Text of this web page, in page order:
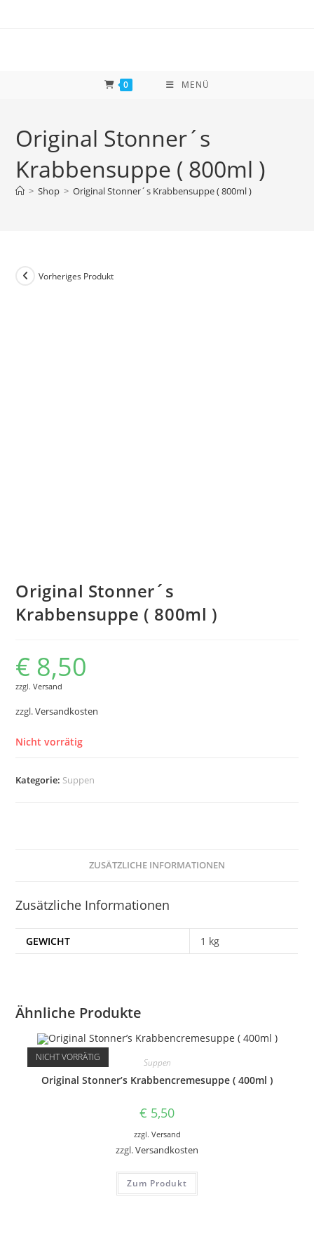
0 MENÜ
Original Stonner´s
Krabbensuppe ( 800ml )
> Shop > Original Stonner´s Krabbensuppe ( 800ml )
Vorheriges Produkt
Original Stonner´s
Krabbensuppe ( 800ml )
€ 8,50
zzgl.Versand
zzgl.Versandkosten
Nicht vorrätig
Kategorie: Suppen
ZUSÄTZLICHE INFORMATIONEN
Zusätzliche Informationen
GEWICHT 1 kg
Ähnliche Produkte
NICHT VORRÄTIG Suppen
Original Stonner’s Krabbencremesuppe ( 400ml )
€ 5,50
zzgl. Versand
zzgl.Versandkosten
Zum Produkt